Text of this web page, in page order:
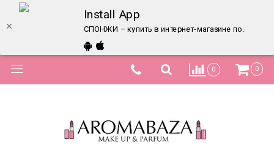
Install App
СПОНЖИ – купить в интернет-магазине по лучшей
0 0